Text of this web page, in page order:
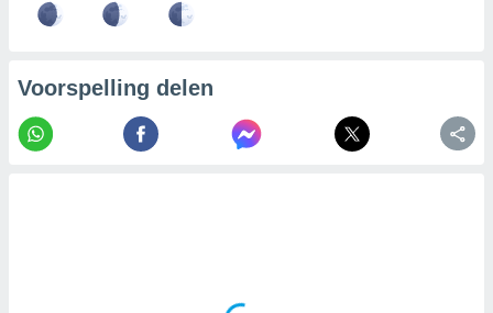
Voorspelling delen